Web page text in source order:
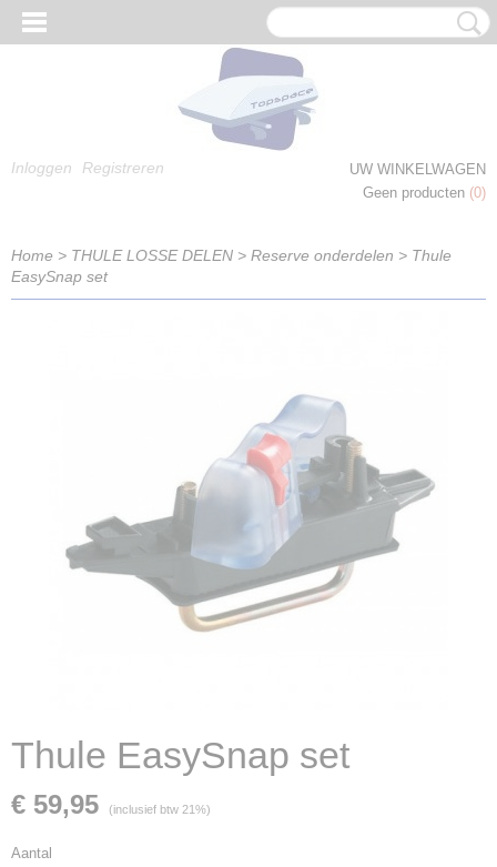
Inloggen Registreren
UW WINKELWAGEN
Geen producten (0)
Home > THULE LOSSE DELEN > Reserve onderdelen > Thule
EasySnap set
Thule EasySnap set
€ 59,95 (inclusief btw 21%)
Aantal